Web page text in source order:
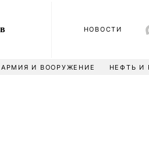
НОВОСТИ
АРМИЯ И ВООРУЖЕНИЕ НЕФТЬ И